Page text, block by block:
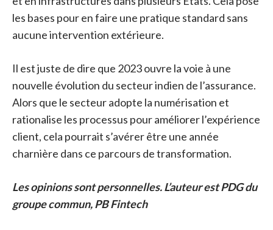
les bases pour en faire une pratique standard sans
aucune intervention extérieure.
Il est juste de dire que 2023 ouvre la voie à une
nouvelle évolution du secteur indien de l’assurance.
Alors que le secteur adopte la numérisation et
rationalise les processus pour améliorer l’expérience
client, cela pourrait s’avérer être une année
charnière dans ce parcours de transformation.
Les opinions sont personnelles. L’auteur est PDG du
groupe commun, PB Fintech